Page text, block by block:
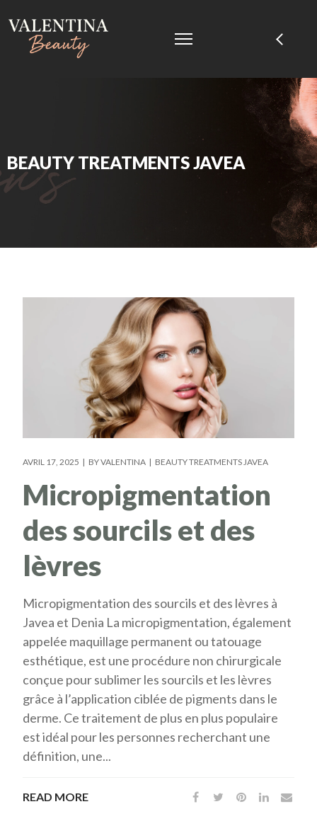
BEAUTY TREATMENTS JAVEA
AVRIL 17, 2025 BYVALENTINA BEAUTY TREATMENTS JAVEA
Micropigmentation
des sourcils et des
lèvres
Micropigmentation des sourcils et des lèvres à
Javea et Denia La micropigmentation, également
appelée maquillage permanent ou tatouage
esthétique, est une procédure non chirurgicale
conçue pour sublimer les sourcils et les lèvres
grâce à l’application ciblée de pigments dans le
derme. Ce traitement de plus en plus populaire
est idéal pour les personnes recherchant une
définition, une...
READ MORE